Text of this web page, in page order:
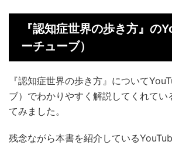
『認知症世界の歩き方』の
ーチューブ）
『認知症世界の歩き方』について
ブ）でわかりやすく解説してくれてい
てみました。
残念ながら本書を紹介している